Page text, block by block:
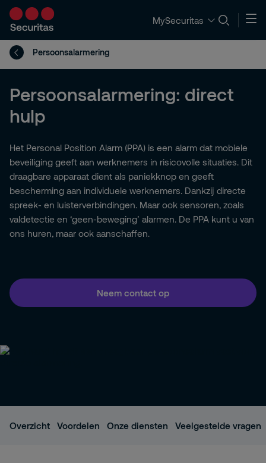
MySecuritas
Persoonsalarmering
Persoonsalarmering: direct
hulp
Het Personal Position Alarm (PPA) is een alarm dat mobiele
beveiliging geeft aan werknemers in risicovolle situaties. Dit
draagbare apparaat dient als paniekknop en geeft
bescherming aan individuele werknemers. Dankzij directe
spreek- en luisterverbindingen. Maar ook sensoren, zoals
valdetectie en ‘geen-beweging’ alarmen. De PPA kunt u van
ons huren, maar ook aanschaffen.
Neem contact op
Overzicht Voordelen Onze diensten Veelgestelde vragen